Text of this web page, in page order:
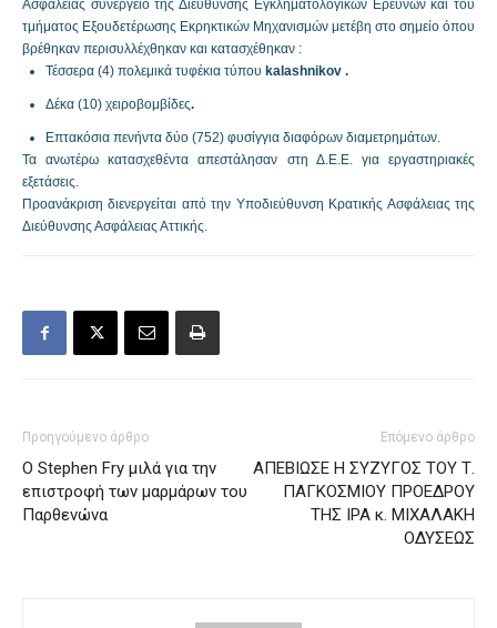
Ασφάλειας συνεργείο της Διεύθυνσης Εγκληματολογικών Ερευνών και του
τμήματος Εξουδετέρωσης Εκρηκτικών Μηχανισμών μετέβη στο σημείο όπου
βρέθηκαν περισυλλέχθηκαν και κατασχέθηκαν :
Τέσσερα (4) πολεμικά τυφέκια τύπου kalashnikov .
Δέκα (10) χειροβομβίδες.
Επτακόσια πενήντα δύο (752) φυσίγγια διαφόρων διαμετρημάτων.
Τα ανωτέρω κατασχεθέντα απεστάλησαν στη Δ.Ε.Ε. για εργαστηριακές
εξετάσεις.
Προανάκριση διενεργείται από την Υποδιεύθυνση Κρατικής Ασφάλειας της
Διεύθυνσης Ασφάλειας Αττικής.
Προηγούμενο άρθρο
Ο Stephen Fry μιλά για την
επιστροφή των μαρμάρων του
Παρθενώνα
Επόμενο άρθρο
ΑΠΕΒΙΩΣΕ Η ΣΥΖΥΓΟΣ ΤΟΥ Τ.
ΠΑΓΚΟΣΜΙΟΥ ΠΡΟΕΔΡΟΥ
ΤΗΣ ΙΡΑ κ. ΜΙΧΑΛΑΚΗ
ΟΔΥΣΕΩΣ